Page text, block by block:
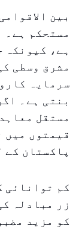
بین
مستحکم ہے۔
ہے، کیونکہ
مشرق وسطی
سرمایہ
بنتی ہے۔
مستقل
قیمتوں میں
پاکستان کے
کم توانائی
زر مبادلہ
کو مزید